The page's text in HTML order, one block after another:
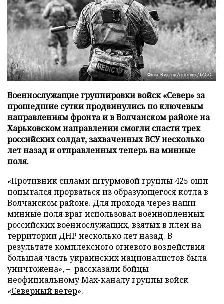
Фото: Виктор Антонюк/ТАСС
Военнослужащие группировки войск «Север» за
прошедшие сутки продвинулись по ключевым
направлениям фронта и в Волчанском районе на
Харьковском направлении смогли спасти трех
российских солдат, захваченных ВСУ несколько
лет назад и отправленных теперь на минные
поля.
«Противник силами штурмовой группы 425 ошп
попытался прорваться из образующегося котла в
Волчанском районе. Для прохода через наши
минные поля враг использовал военнопленных
российских военнослужащих, взятых в плен на
территории ДНР несколько лет назад. В
результате комплексного огневого воздействия
большая часть украинских националистов была
уничтожена», – рассказали бойцы
неофициальному Max-каналу группы войск
«Северный ветер».